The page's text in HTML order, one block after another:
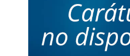
POLÍTICA DE MANEJO DE
PERSONALES DE CORPORACIÓN
SERVICIO